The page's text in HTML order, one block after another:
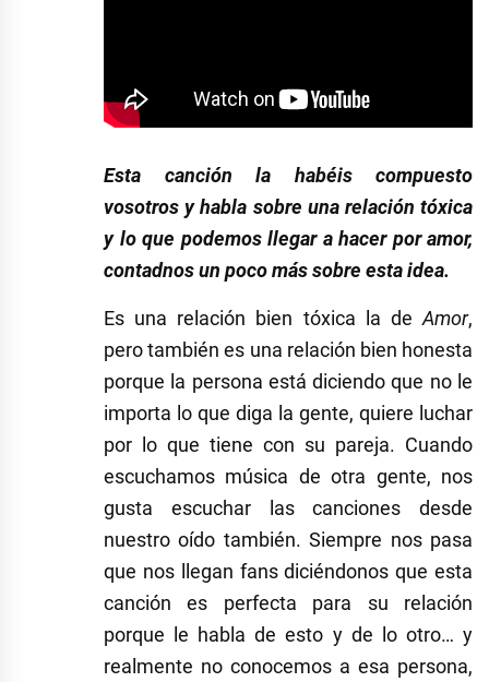
Esta canción la habéis compuesto
vosotros y habla sobre una relación tóxica
y lo que podemos llegar a hacer por amor,
contadnos un poco más sobre esta idea.
Es una relación bien tóxica la deAmor,
pero también es una relación bien honesta
porque la persona está diciendo que no le
importa lo que diga la gente, quiere luchar
por lo que tiene con su pareja. Cuando
escuchamos música de otra gente, nos
gusta escuchar las canciones desde
nuestro oído también. Siempre nos pasa
que nos llegan fans diciéndonos que esta
canción es perfecta para su relación
porque le habla de esto y de lo otro… y
realmente no conocemos a esa persona,